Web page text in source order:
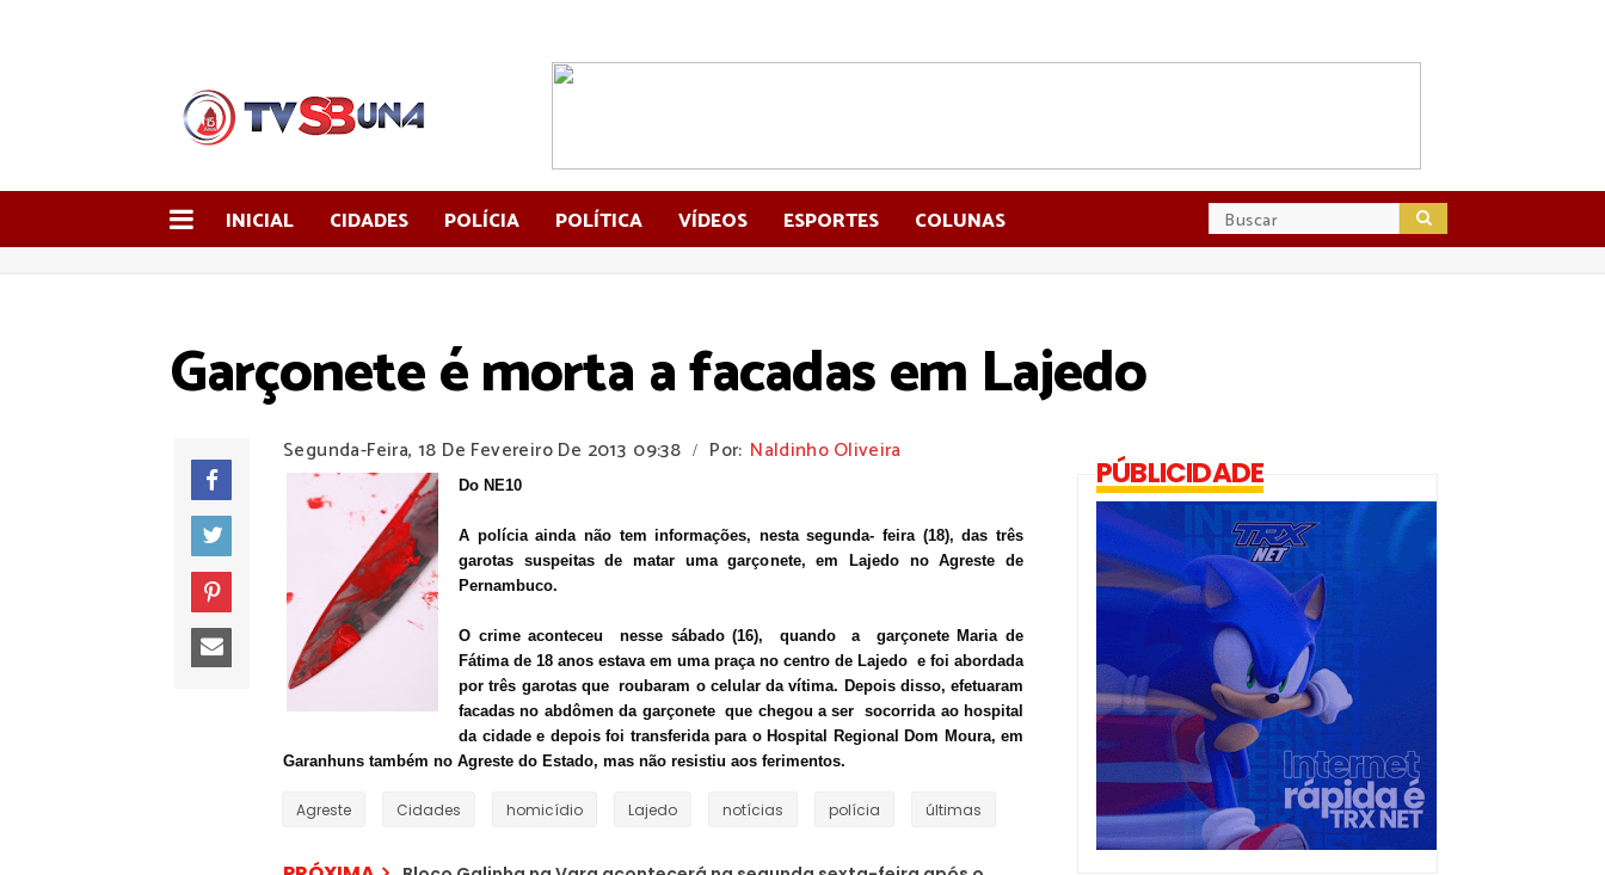
INICIAL CIDADES POLÍCIA POLÍTICA VÍDEOS ESPORTES COLUNAS
Garçonete é morta a facadas em Lajedo
Segunda-Feira, 18 De Fevereiro De 2013 09:38 / Por: Naldinho Oliveira
Do NE10
A polícia ainda não tem informações, nesta segunda- feira (18), das três
garotas suspeitas de matar uma garçonete, em Lajedo no Agreste de
Pernambuco.
O crime aconteceu nesse sábado (16), quando a garçonete Maria de
Fátima de 18 anos estava em uma praça no centro de Lajedo e foi abordada
por três garotas que roubaram o celular da vítima. Depois disso, efetuaram
facadas no abdômen da garçonete que chegou a ser socorrida ao hospital
da cidade e depois foi transferida para o Hospital Regional Dom Moura, em
Garanhuns também no Agreste do Estado, mas não resistiu aos ferimentos.
Agreste Cidades homicídio Lajedo notícias polícia últimas
PÚBLICIDADE